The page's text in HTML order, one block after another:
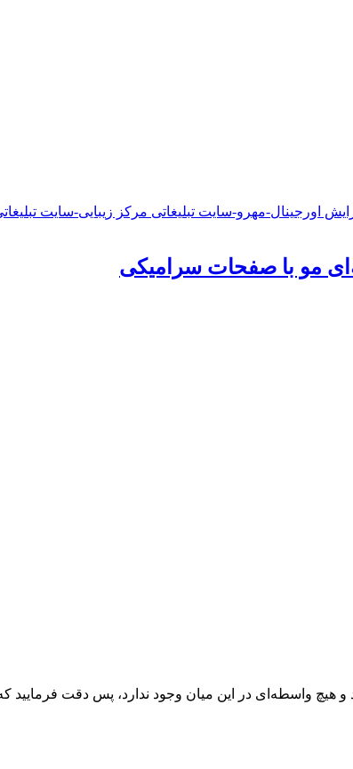
و هیچ واسطه‌ای در این میان وجود ندارد، پس دقت